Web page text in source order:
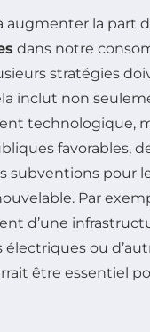
augmenter la part
dans notre
stratégies
inclut non
technologique,
favorables,
subventions pour
Par
d’une
électriques ou
être essentiel